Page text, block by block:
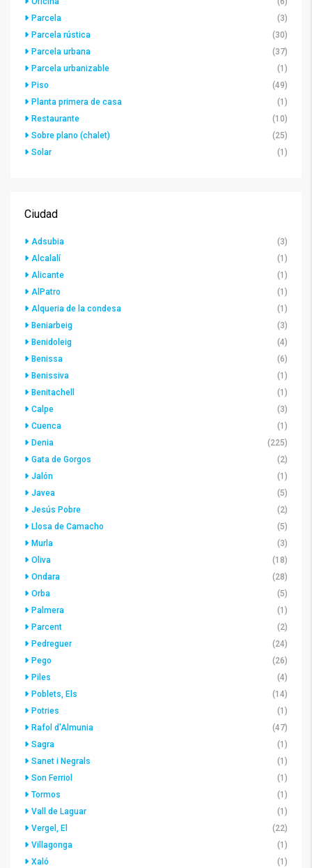
Parcela
(3)
Parcela rústica
(30)
Parcela urbana
(37)
Parcela urbanizable
(1)
Piso
(49)
Planta primera de casa
(1)
Restaurante
(10)
Sobre plano (chalet)
(25)
Solar
(1)
Ciudad
Adsubia
(3)
Alcalalí
(1)
Alicante
(1)
AlPatro
(1)
Alqueria de la condesa
(1)
Beniarbeig
(3)
Benidoleig
(4)
Benissa
(6)
Benissiva
(1)
Benitachell
(1)
Calpe
(3)
Cuenca
(1)
Denia
(225)
Gata de Gorgos
(2)
Jalón
(1)
Javea
(5)
Jesús Pobre
(2)
Llosa de Camacho
(5)
Murla
(3)
Oliva
(18)
Ondara
(28)
Orba
(5)
Palmera
(1)
Parcent
(2)
Pedreguer
(24)
Pego
(26)
Piles
(4)
Poblets, Els
(14)
Potries
(1)
Rafol d'Almunia
(47)
Sagra
(1)
Sanet i Negrals
(1)
Son Ferriol
(1)
Tormos
(1)
Vall de Laguar
(1)
Vergel, El
(22)
Villagonga
(1)
Xaló
(1)